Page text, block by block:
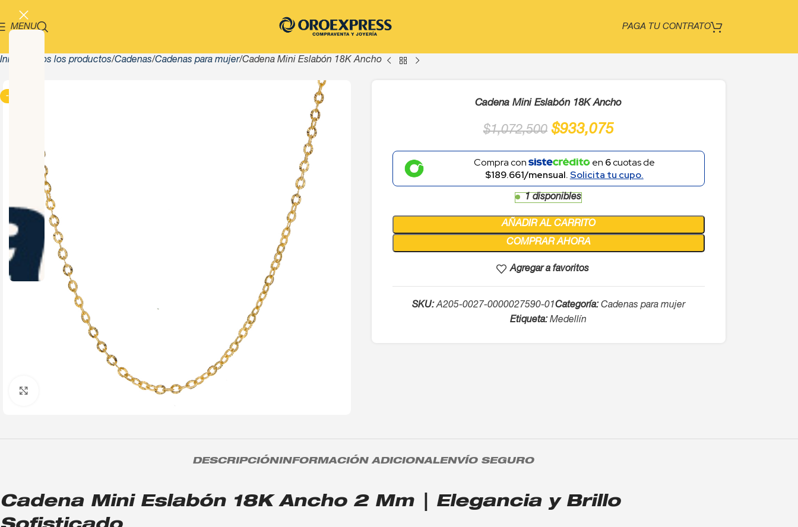
MENU PAGA TU CONTRATO
Inicio Todos los productos Cadenas Cadenas para mujer Cadena Mini Eslabón 18K Ancho
-13%
Cadena Mini Eslabón 18K Ancho
$1,072,500 $933,075
Compra con en 6cuotas de
$189.661/mensual.Solicita tu cupo.
1 disponibles
AÑADIR AL CARRITO
COMPRAR AHORA
Agregar a favoritos
SKU:A205-0027-0000027590-01Categoría: Cadenas para mujer
Etiqueta: Medellín
DESCRIPCIÓNINFORMACIÓN ADICIONALENVÍO SEGURO
Cadena Mini Eslabón 18K Ancho 2 Mm | Elegancia y Brillo